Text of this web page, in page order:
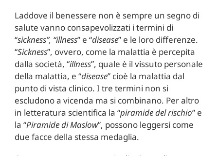
Laddove il benessere non è sempre un segno di
salute vanno consapevolizzati i termini di
“sickness”, “illness” e “disease” e le loro differenze.
“Sickness”, ovvero, come la malattia è percepita
dalla società, “illness”, quale è il vissuto personale
della malattia, e “disease” cioè la malattia dal
punto di vista clinico. I tre termini non si
escludono a vicenda ma si combinano. Per altro
in letteratura scientifica la “piramide del rischio” e
la “Piramide di Maslow”, possono leggersi come
due facce della stessa medaglia.